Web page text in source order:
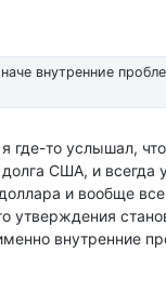
внутренние
где-то услышал,
США, и всегда
и вообще
утверждения
внутренние